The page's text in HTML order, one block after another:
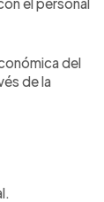
del
de la